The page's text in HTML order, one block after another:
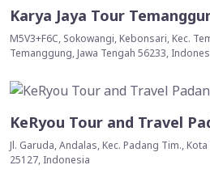
Karya Jaya Tour
M5V3+F6C, Sokowangi, Kebonsari, Kec.
Temanggung, Jawa Tengah 56233,
KeRyou Tour and Travel
Jl. Garuda, Andalas, Kec. Padang Tim.,
25127, Indonesia